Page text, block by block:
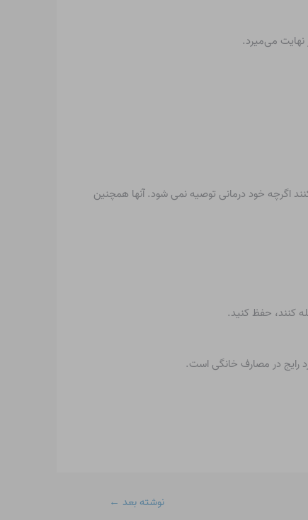
می‌میرد.
اگرچه خود درمانی توصیه نمی شود. آنها همچنین
کنند، حفظ کنید.
رایج در مصارف خانگی است.
نوشته بعد ←